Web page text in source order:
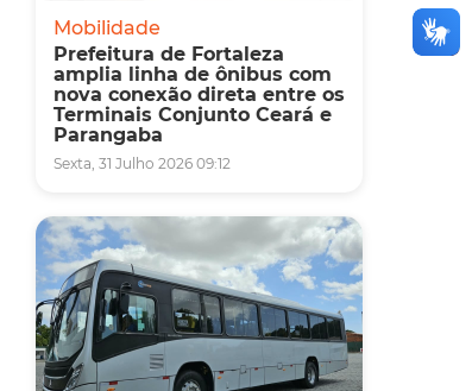
Mobilidade
Prefeitura de Fortaleza
amplia linha de ônibus com
nova conexão direta entre os
Terminais Conjunto Ceará e
Parangaba
Sexta, 31 Julho 2026 09:12